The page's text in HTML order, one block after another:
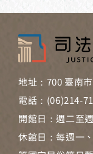
地址：700 臺南
電話：(06)214-
開館日：週二至
休館日：每週一